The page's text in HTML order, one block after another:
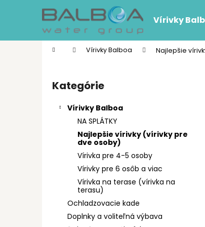
Vírivky
Domov Vírivky Balboa Najlepšie
Preskočiť
kategórie
Kategórie
Vírivky Balboa
NA SPLÁTKY
Najlepšie vírivky (vírivky pre
dve osoby)
Vírivka pre 4-5 osoby
Vírivky pre 6 osôb a viac
Vírivka na terase (vírivka na
terasu)
Ochladzovacie kade
Doplnky a voliteľná výbava
í
do
do